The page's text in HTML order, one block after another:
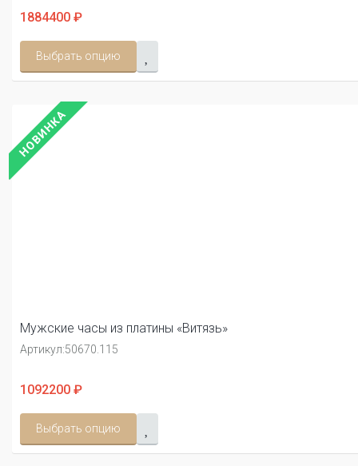
1884400 ₽
Выбрать опцию
НОВИНКА
Мужские часы из платины «Витязь»
Артикул:50670.115
1092200 ₽
Выбрать опцию